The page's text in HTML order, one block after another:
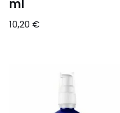
ml
10,20 €